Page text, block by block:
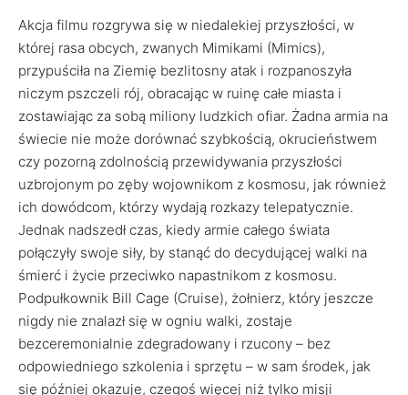
Akcja filmu rozgrywa się w niedalekiej przyszłości, w
której rasa obcych, zwanych Mimikami (Mimics),
przypuściła na Ziemię bezlitosny atak i rozpanoszyła
niczym pszczeli rój, obracając w ruinę całe miasta i
zostawiając za sobą miliony ludzkich ofiar. Żadna armia na
świecie nie może dorównać szybkością, okrucieństwem
czy pozorną zdolnością przewidywania przyszłości
uzbrojonym po zęby wojownikom z kosmosu, jak również
ich dowódcom, którzy wydają rozkazy telepatycznie.
Jednak nadszedł czas, kiedy armie całego świata
połączyły swoje siły, by stanąć do decydującej walki na
śmierć i życie przeciwko napastnikom z kosmosu.
Podpułkownik Bill Cage (Cruise), żołnierz, który jeszcze
nigdy nie znalazł się w ogniu walki, zostaje
bezceremonialnie zdegradowany i rzucony – bez
odpowiedniego szkolenia i sprzętu – w sam środek, jak
się później okazuje, czegoś więcej niż tylko misji